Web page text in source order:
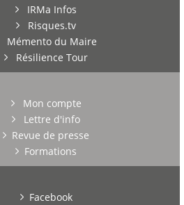
IRMa Infos
Risques.tv
Mémento du Maire
Résilience Tour
Mon compte
Lettre d'info
Revue de presse
Formations
Facebook